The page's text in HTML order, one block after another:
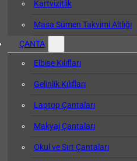
Kartvizitlik
Masa Sümen Takvimi Altlığı
ÇANTA
Elbise Kılıfları
Gelinlik Kılıfları
Laptop Çantaları
Makyaj Çantaları
Okul ve Sırt Çantaları